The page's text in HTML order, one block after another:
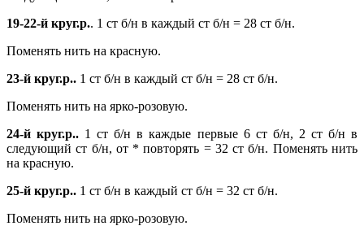
19-22-й круг.р.. 1 ст б/н в каждый ст б/н = 28 ст б/н.
Поменять нить на красную.
23-й круг.р.. 1 ст б/н в каждый ст б/н = 28 ст б/н.
Поменять нить на ярко-розовую.
24-й круг.р.. 1 ст б/н в каждые первые 6 ст б/н, 2 ст б/н в
следующий ст б/н, от * повторять = 32 ст б/н. Поменять нить
на красную.
25-й круг.р.. 1 ст б/н в каждый ст б/н = 32 ст б/н.
Поменять нить на ярко-розовую.